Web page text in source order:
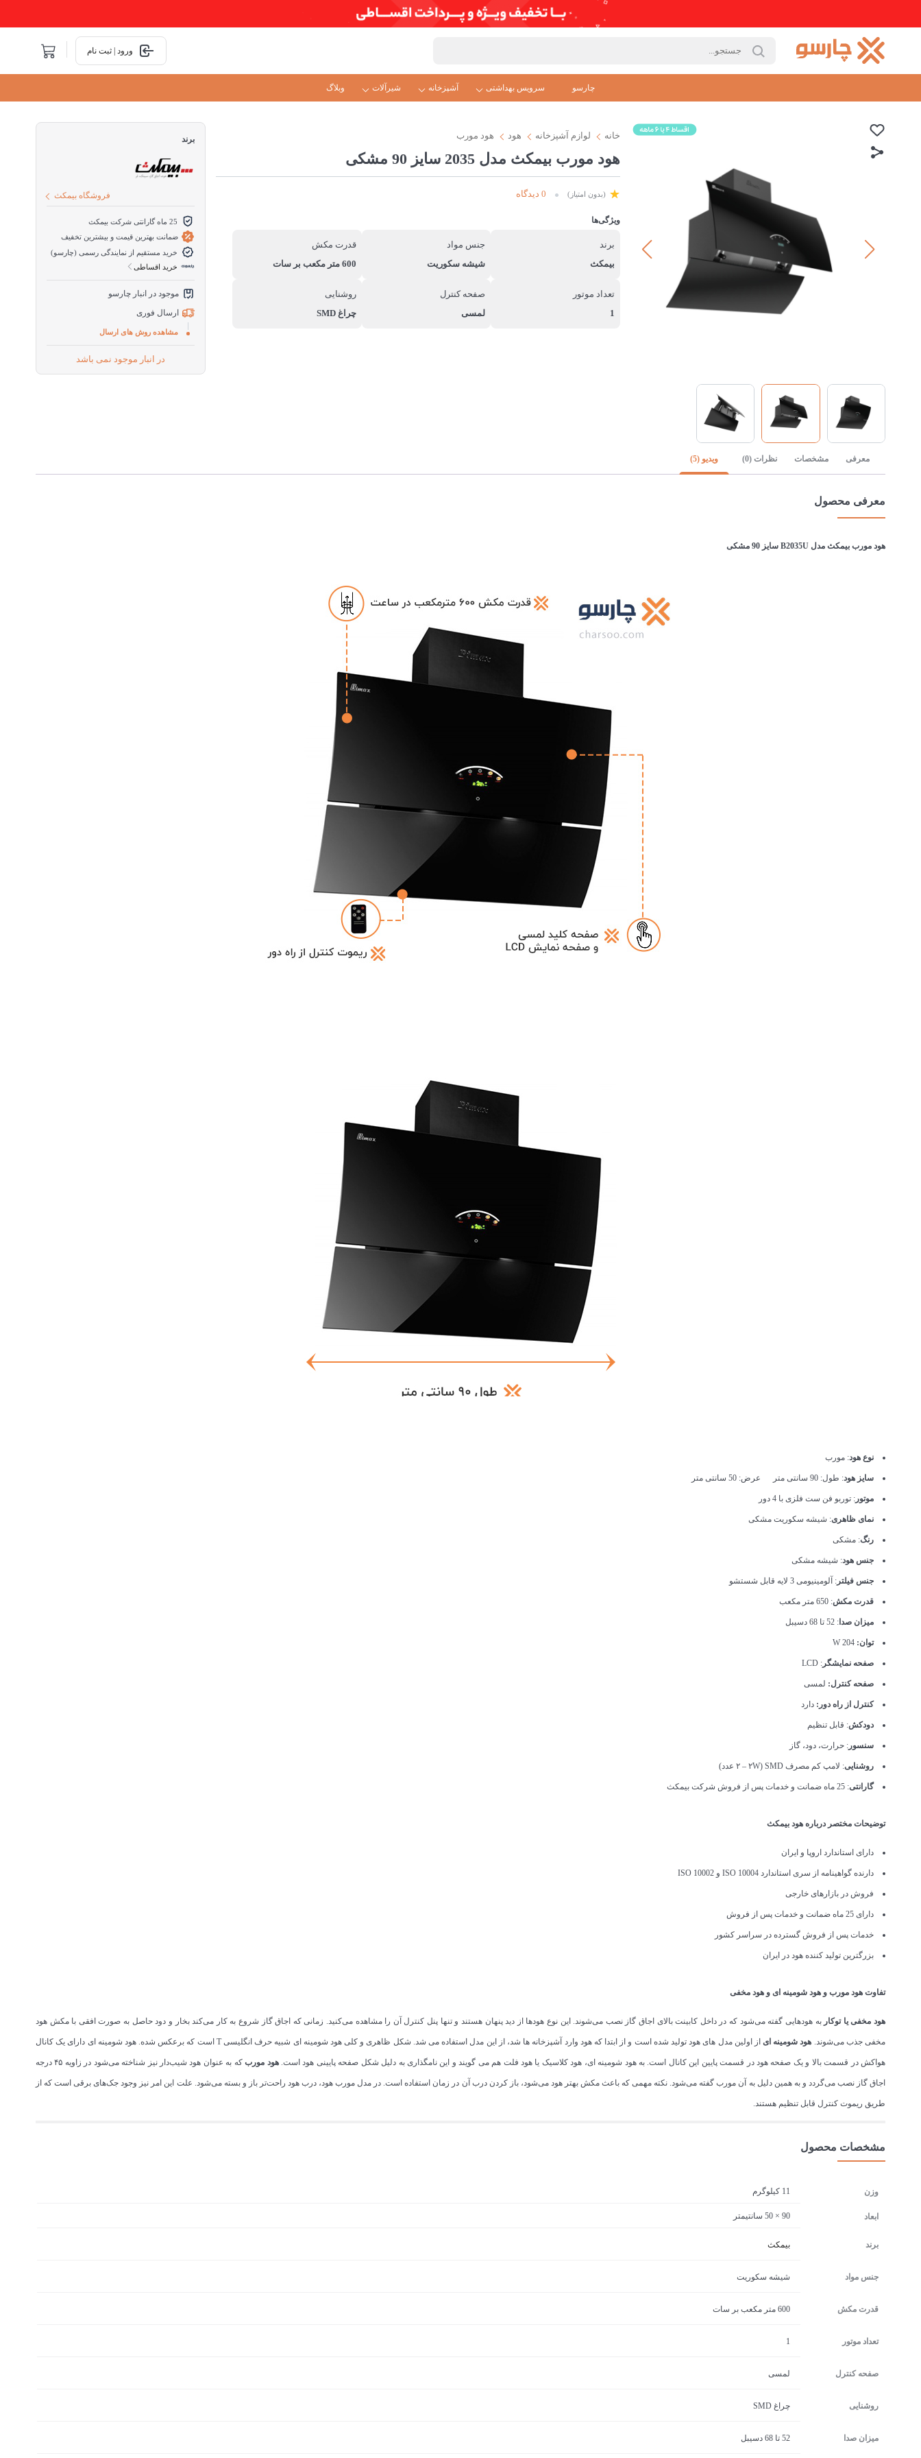
ورود | ثبت نام
چارسو سرویس بهداشتی آشپزخانه شیرآلات وبلاگ
خانه لوازم آشپزخانه هود هود مورب
هود مورب بیمکث مدل 2035 سایز 90 مشکی
(بدون امتیاز) 0 دیدگاه
ویژگی‌ها
برند
بیمکث
جنس مواد
شیشه سکوریت
قدرت مکش
600 متر مکعب بر سات
تعداد موتور
1
صفحه کنترل
لمسی
روشنایی
چراغ SMD
برند
فروشگاه بیمکث
25 ماه گارانتی شرکت بیمکث
ضمانت بهترین قیمت و بیشترین تخفیف
خرید مستقیم از نمایندگی رسمی (چارسو)
خرید اقساطی
موجود در انبار چارسو
ارسال فوری
مشاهده روش های ارسال
در انبار موجود نمی باشد
معرفی مشخصات نظرات (0) ویدیو (5)
معرفی محصول
هود مورب بیمکث مدل B2035U سایز 90 مشکی
نوع هود: مورب
سایز هود: طول: 90 سانتی متر عرض: 50 سانتی متر
موتور : توربو فن ست فلزی با 4 دور
نمای ظاهری: شیشه سکوریت مشکی
رنگ: مشکی
جنس هود: شیشه مشکی
جنس فیلتر : آلومینیومی 3 لایه قابل شستشو
قدرت مکش: 650 متر مکعب
میزان صدا: 52 تا 68 دسیبل
توان:
صفحه نمایشگر : LCD
صفحه کنترل: لمسی
کنترل از راه دور: دارد
دودکش: قابل تنظیم
سنسور : حرارت، دود، گاز
روشنایی: لامپ کم مصرف SMD (۲ – ۲W عدد)
گارانتی: 25 ماه ضمانت و خدمات پس از فروش شرکت بیمکث
توضیحات مختصر درباره هود بیمکث
دارای استاندارد اروپا و ایران
دارنده گواهینامه از سری استاندارد ISO 10004 و ISO 10002
فروش در بازارهای خارجی
دارای 25 ماه ضمانت و خدمات پس از فروش
خدمات پس از فروش گسترده در سراسر کشور
بزرگترین تولید کننده هود در ایران
تفاوت هود مورب و هود شومینه ای و هود مخفی
هود مخفی یا توکار به هودهایی گفته می‌شود که در داخل کابینت بالای اجاق گاز نصب می‌شوند. این نوع هودها از دید پنهان هستند و تنها پنل کنترل آن را مشاهده می‌کنید. زمانی که اجاق گاز شروع به کار می‌کند بخار و دود حاصل به صورت افقی با مکش هود
مخفی جذب می‌شوند. هود شومینه ای از اولین مدل های هود تولید شده است و از ابتدا که هود وارد آشپزخانه ها شد، از این مدل استفاده می شد. شکل ظاهری و کلی هود شومینه ای شبیه حرف انگلیسی T است که برعکس شده. هود شومینه ای دارای یک کانال
هواکش در قسمت بالا و یک صفحه هود در قسمت پایین این کانال است. به هود شومینه ای، هود کلاسیک یا هود فلت هم می گویند و این نامگذاری به دلیل شکل صفحه پایینی هود است.هود مورب که به عنوان هود شیب‌دار نیز شناخته می‌شود در زاویه ۴۵ درجه
اجاق گاز نصب می‌گردد و به همین دلیل به آن مورب گفته می‌شود. نکته مهمی که باعث مکش بهتر هود می‌شود، باز کردن درب آن در زمان استفاده است. در مدل مورب هود، درب هود راحت‌تر باز و بسته می‌شود. علت این امر نیز وجود جک‌های برقی است که از
طریق ریموت کنترل قابل تنظیم هستند.
مشخصات محصول
وزن 11 کیلوگرم
ابعاد 90 × 50 سانتیمتر
برند بیمکث
جنس مواد شیشه سکوریت
قدرت مکش 600 متر مکعب بر سات
تعداد موتور 1
صفحه کنترل لمسی
روشنایی چراغ SMD
میزان صدا 52 تا 68 دسیبل